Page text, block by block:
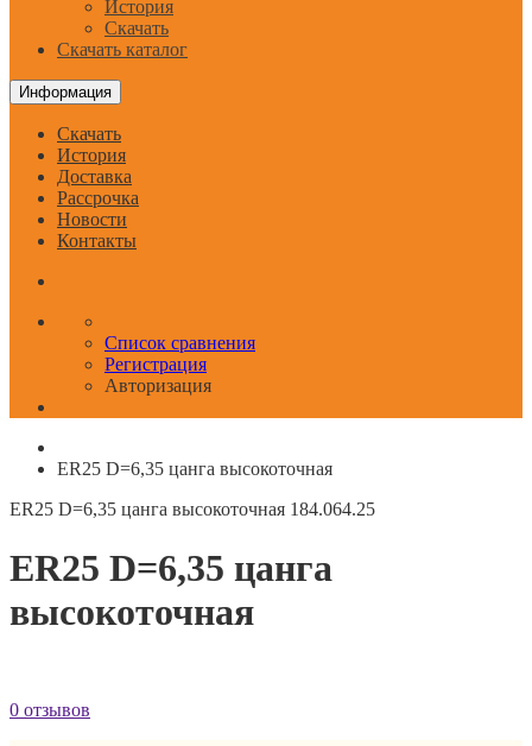
История
Скачать
Скачать каталог
Информация
Скачать
История
Доставка
Рассрочка
Новости
Контакты
Список сравнения
Регистрация
Авторизация
ER25 D=6,35 цанга высокоточная
ER25 D=6,35 цанга высокоточная 184.064.25
ER25 D=6,35 цанга
высокоточная
0 отзывов